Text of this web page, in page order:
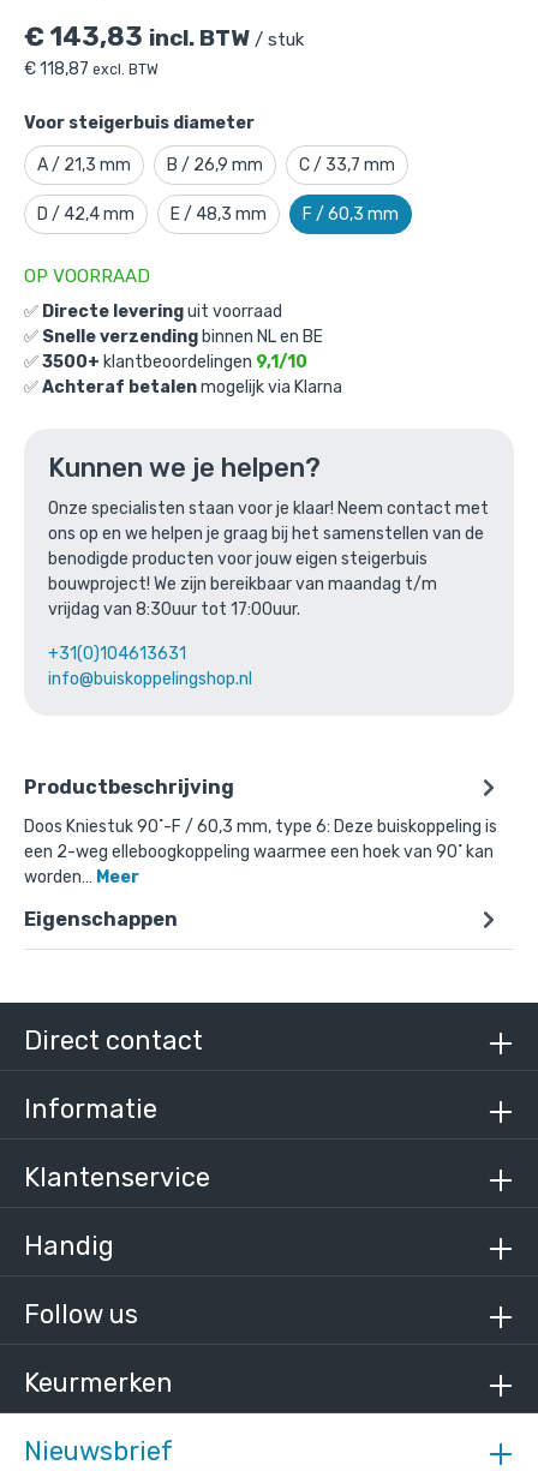
€ 143,83 incl. BTW / stuk
€118,87 excl. BTW
Voor steigerbuis diameter
A / 21,3 mm B / 26,9 mm C / 33,7 mm
D / 42,4 mm E / 48,3 mm F / 60,3 mm
OP VOORRAAD
✅ Directe leveringuit voorraad
✅ Snelle verzending binnen NL en BE
✅3500+ klantbeoordelingen 9,1/10
✅Achteraf betalenmogelijk via Klarna
Kunnen we je helpen?
Onze specialisten staan voor je klaar! Neem contact met
ons op en we helpen je graag bij het samenstellen van de
benodigde producten voor jouw eigen steigerbuis
bouwproject! We zijn bereikbaar van maandag t/m
vrijdag van 8:30uur tot 17:00uur.
+31(0)104613631
info@buiskoppelingshop.nl
Productbeschrijving
Doos Kniestuk 90˚-F / 60,3 mm, type 6: Deze buiskoppeling is
een 2-weg elleboogkoppeling waarmee een hoek van 90˚ kan
worden… Meer
Eigenschappen
Doos Kniestuk 90°-F / 60,3 mm (10
stuks)
Gekozen aantal: x1
€143,83 incl. BTW/ stuk
€118,87 excl. BTW
Ga naar winkelmandje
Bovenstaande product wordt vaak
gecombineerd met:
€ 19,70 excl. BTW
Nieuwsbrief
Follow us
Keurmerken
Direct contact
Informatie
Klantenservice
Handig